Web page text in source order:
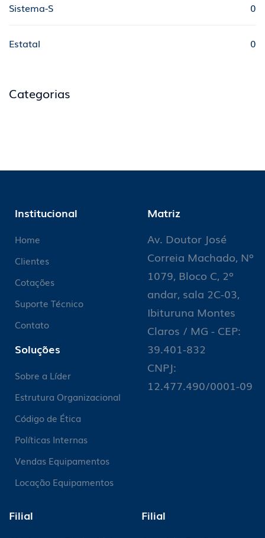
Sistema-S 0
Estatal 0
Categorias
Institucional
Home
Clientes
Cotações
Suporte Técnico
Contato
Soluções
Sobre a Líder
Estrutura Organizacional
Código de Ética
Políticas Internas
Vendas Equipamentos
Locação Equipamentos
Matriz
Av. Doutor José
Correia Machado, Nº
1079, Bloco C, 2º
andar, sala 2C-03,
Ibituruna Montes
Claros / MG - CEP:
39.401-832
CNPJ:
12.477.490/0001-09
Filial
Filial